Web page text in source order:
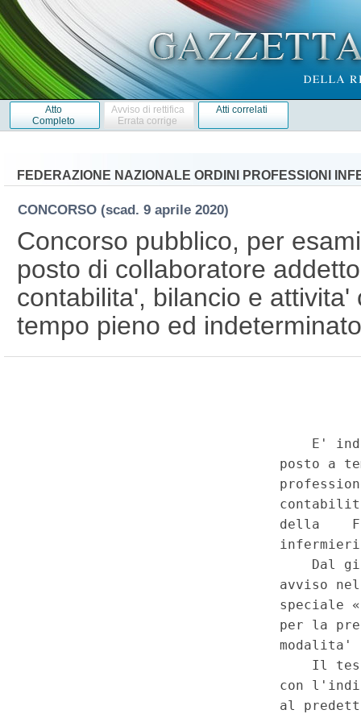
Atto
Completo
Avviso di rettifica
Errata corrige
Atti correlati
FEDERAZIONE NAZIONALE ORDINI PROFESSIONI
CONCORSO (scad. 9 aprile 2020)
Concorso pubblico, per
posto di collaboratore
contabilita', bilancio e
tempo pieno ed